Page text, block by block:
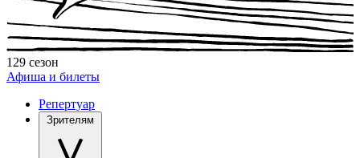
129 сезон
Афиша и билеты
Репертуар
Зрителям